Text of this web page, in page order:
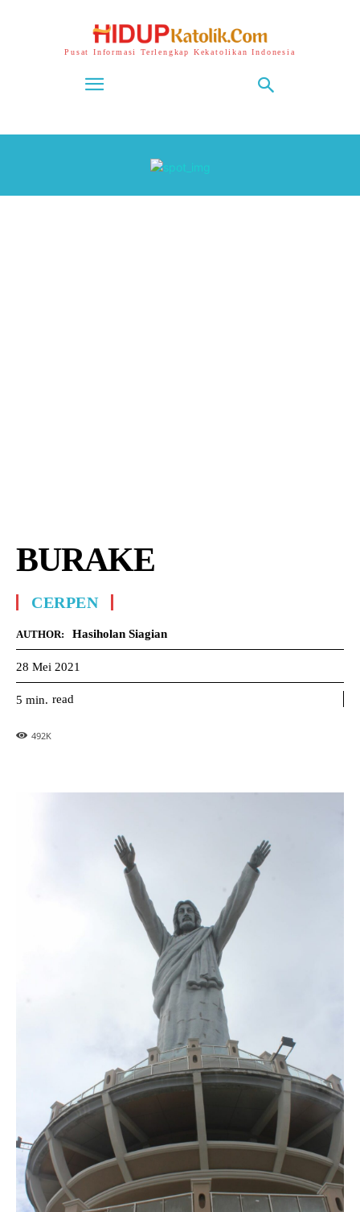
Pusat Informasi Terlengkap Kekatolikan Indonesia
BURAKE
CERPEN
AUTHOR: Hasiholan Siagian
28 Mei 2021
5 min. read
492K